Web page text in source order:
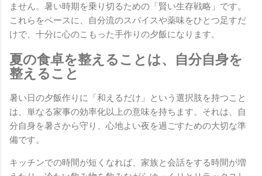
ません。暑い時期を乗り切るための「賢い生存戦略」です。
これらをベースに、自分流のスパイスや薬味をひとつ足すだ
けで、十分に心のこもった手作りの夕飯になります。
夏の食卓を整えることは、自分自身を
整えること
暑い日の夕飯作りに「和えるだけ」という選択肢を持つこと
は、単なる家事の効率化以上の意味を持ちます。それは、自
分自身を暑さから守り、心地よい夜を過ごすための大切な準
備です。
キッチンでの時間が短くなれば、家族と会話をする時間が増